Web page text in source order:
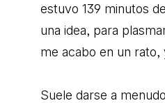
estuvo 139 minutos
una idea, para
me acabo en un rato,
Suele darse a